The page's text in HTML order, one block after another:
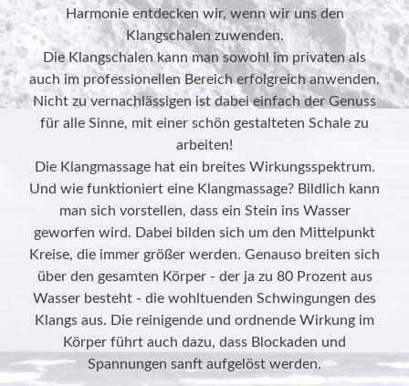
Harmonie entdecken wir, wenn wir uns den
Klangschalen zuwenden.
Die Klangschalen kann man sowohl im privaten als
auch im professionellen Bereich erfolgreich anwenden.
Nicht zu vernachlässigen ist dabei einfach der Genuss
für alle Sinne, mit einer schön gestalteten Schale zu
arbeiten!
Die Klangmassage hat ein breites Wirkungsspektrum.
Und wie funktioniert eine Klangmassage? Bildlich kann
man sich vorstellen, dass ein Stein ins Wasser
geworfen wird. Dabei bilden sich um den Mittelpunkt
Kreise, die immer größer werden. Genauso breiten sich
über den gesamten Körper - der ja zu 80 Prozent aus
Wasser besteht - die wohltuenden Schwingungen des
Klangs aus. Die reinigende und ordnende Wirkung im
Körper führt auch dazu, dass Blockaden und
Spannungen sanft aufgelöst werden.